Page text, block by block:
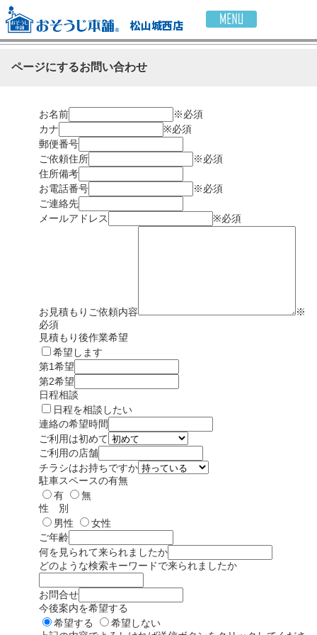
松山城西店
ページにするお問い合わせ
お名前
※必須
カナ
※必須
郵便番号
ご依頼住所
※必須
住所備考
お電話番号
※必須
ご連絡先
メールアドレス
※必須
お見積もりご依頼内容
※
必須
見積もり後作業希望
希望します
第1希望
第2希望
日程相談
日程を相談したい
連絡の希望時間
ご利用は初めて
ご利用の店舗
チラシはお持ちですか
駐車スペースの有無
有
無
性 別
男性
女性
ご年齢
何を見られて来られましたか
どのような検索キーワードで来られましたか
お問合せ
今後案内を希望する
希望する
希望しない